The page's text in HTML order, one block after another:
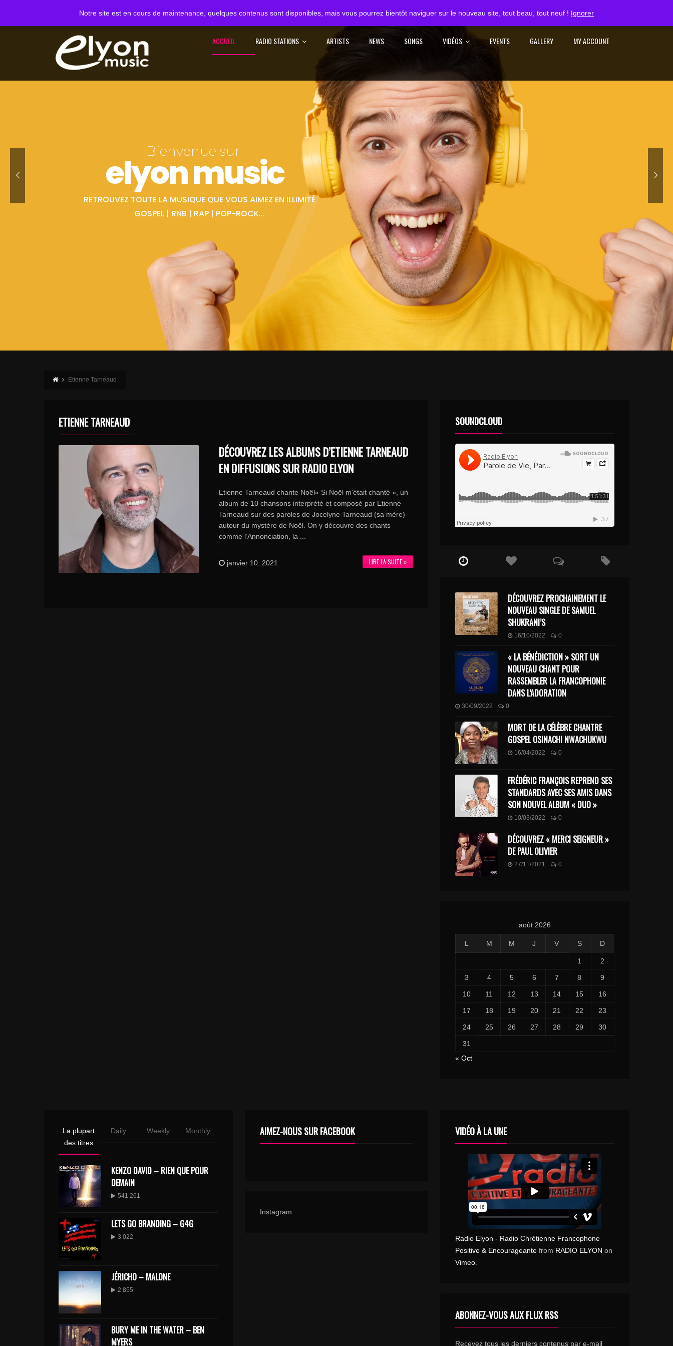
Notre site est en cours de maintenance, quelques contenus sont disponibles, mais vous pourrez bientôt naviguer sur le nouveau site, tout beau, tout neuf ! IgnorerS'IDENTIFIER
ACCUEIL RADIO STATIONS ARTISTS NEWS SONGS VIDÉOS EVENTS GALLERY MY ACCOUNT
Bienvenue sur
elyon music
RETROUVEZ TOUTE LA MUSIQUE QUE VOUS AIMEZ EN ILLIMITÉ
GOSPEL | RNB | RAP | POP-ROCK...
Etienne Tarneaud
ETIENNE TARNEAUD
DÉCOUVREZ LES ALBUMS D’ETIENNE TARNEAUD
EN DIFFUSIONS SUR RADIO ELYON
Etienne Tarneaud chante Noël« Si Noël m’était chanté », un
album de 10 chansons interprété et composé par Etienne
Tarneaud sur des paroles de Jocelyne Tarneaud (sa mère)
autour du mystère de Noël. On y découvre des chants
comme l’Annonciation, la ...
LIRE LA SUITE »
janvier 10, 2021
SOUNDCLOUD
DÉCOUVREZ PROCHAINEMENT LE
NOUVEAU SINGLE DE SAMUEL
SHUKRANI’S
16/10/2022 0
« LA BÉNÉDICTION » SORT UN
NOUVEAU CHANT POUR
RASSEMBLER LA FRANCOPHONIE
DANS L’ADORATION
30/09/2022 0
MORT DE LA CÉLÈBRE CHANTRE
GOSPEL OSINACHI NWACHUKWU
16/04/2022 0
FRÉDÉRIC FRANÇOIS REPREND SES
STANDARDS AVEC SES AMIS DANS
SON NOUVEL ALBUM « DUO »
10/03/2022 0
DÉCOUVREZ « MERCI SEIGNEUR »
DE PAUL OLIVIER
27/11/2021 0
août 2026
L M M J V S D
1 2
3 4 5 6 7 8 9
10 11 12 13 14 15 16
17 18 19 20 21 22 23
24 25 26 27 28 29 30
31
« Oct
La plupart
des titres
Daily Weekly Monthly
KENZO DAVID – RIEN QUE POUR
DEMAIN
541 261
LETS GO BRANDING – G4G
3 022
JÉRICHO – MALONE
2 855
BURY ME IN THE WATER – BEN
MYERS
AIMEZ-NOUS SUR FACEBOOK
Instagram
VIDÉO À LA UNE
Radio Elyon - Radio Chrétienne Francophone
Positive & Encourageantefrom RADIO ELYON on
Vimeo.
ABONNEZ-VOUS AUX FLUX RSS
Recevez tous les derniers contenus par e-mail